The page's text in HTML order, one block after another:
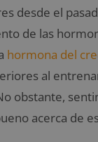
desde el
de las
hormona del
al
obstante,
acerca de